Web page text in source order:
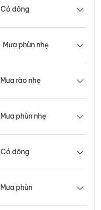
Có dông
Mưa phùn nhẹ
Mưa rào nhẹ
Mưa phùn nhẹ
Có dông
Mưa phùn